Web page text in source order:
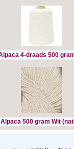
4-draads 500
500 gram Wit